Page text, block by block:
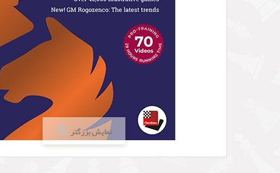
نمایش بزرگتر